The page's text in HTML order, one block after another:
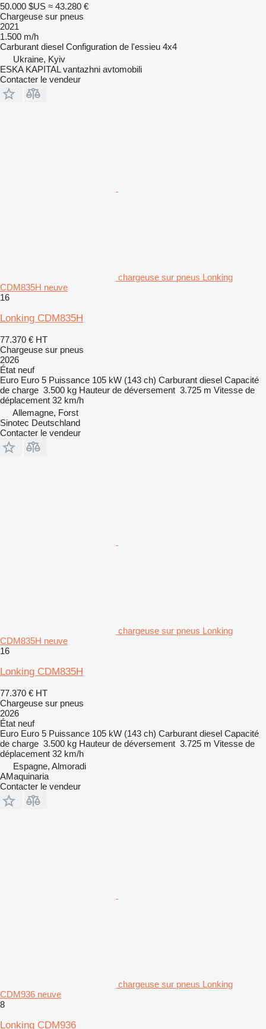
50.000 $US ≈ 43.280 €
Chargeuse sur pneus
2021
1.500 m/h
Carburant diesel Configuration de l'essieu 4x4
Ukraine, Kyiv
ESKA KAPITAL vantazhni avtomobili
Contacter le vendeur
chargeuse sur pneus Lonking
CDM835H neuve
16
Lonking CDM835H
77.370 € HT
Chargeuse sur pneus
2026
État neuf
Euro Euro 5 Puissance 105 kW (143 ch) Carburant diesel Capacité
de charge 3.500 kg Hauteur de déversement 3.725 m Vitesse de
déplacement 32 km/h
Allemagne, Forst
Sinotec Deutschland
Contacter le vendeur
chargeuse sur pneus Lonking
CDM835H neuve
16
Lonking CDM835H
77.370 € HT
Chargeuse sur pneus
2026
État neuf
Euro Euro 5 Puissance 105 kW (143 ch) Carburant diesel Capacité
de charge 3.500 kg Hauteur de déversement 3.725 m Vitesse de
déplacement 32 km/h
Espagne, Almoradi
AMaquinaria
Contacter le vendeur
chargeuse sur pneus Lonking
CDM936 neuve
8
Lonking CDM936